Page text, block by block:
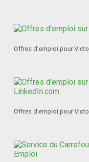
Offres d'emploi pour
Offres d'emploi pour